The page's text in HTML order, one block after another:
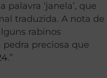
‘janela’, que
traduzida. A nota de
rabinos
preciosa que
.”